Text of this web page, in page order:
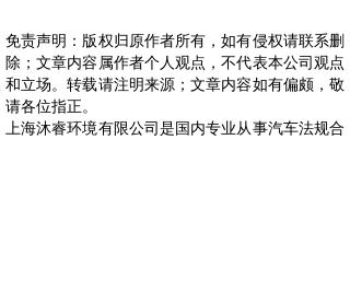
免责声明：版权归原作者所有，如有侵权请联系删
除；文章内容属作者个人观点，不代表本公司观点
和立场。转载请注明来源；文章内容如有偏颇，敬
请各位指正。
上海沐睿环境有限公司是国内专业从事汽车法规合